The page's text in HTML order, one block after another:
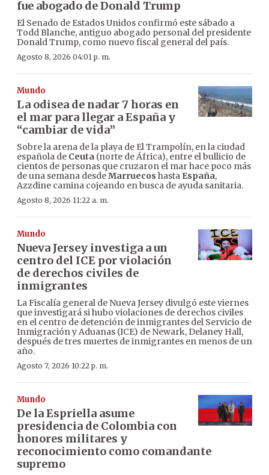
fue abogado de Donald Trump
El Senado de Estados Unidos confirmó este sábado a
Todd Blanche, antiguo abogado personal del presidente
Donald Trump, como nuevo fiscal general del país.
Agosto 8, 2026 04:01 p. m.
Mundo
La odisea de nadar 7 horas en
el mar para llegar a España y
“cambiar de vida”
Sobre la arena de la playa de El Trampolín, en la ciudad
española de Ceuta (norte de África), entre el bullicio de
cientos de personas que cruzaron el mar hace poco más
de una semana desdeMarruecos hasta España,
Azzdine camina cojeando en busca de ayuda sanitaria.
Agosto 8, 2026 11:22 a. m.
Mundo
Nueva Jersey investiga a un
centro del ICE por violación
de derechos civiles de
inmigrantes
La Fiscalía general de Nueva Jersey divulgó este viernes
que investigará si hubo violaciones de derechos civiles
en el centro de detención de inmigrantes del Servicio de
Inmigración y Aduanas (ICE) de Newark, Delaney Hall,
después de tres muertes de inmigrantes en menos de un
año.
Agosto 7, 2026 10:22 p. m.
Mundo
De la Espriella asume
presidencia de Colombia con
honores militares y
reconocimiento como comandante
supremo